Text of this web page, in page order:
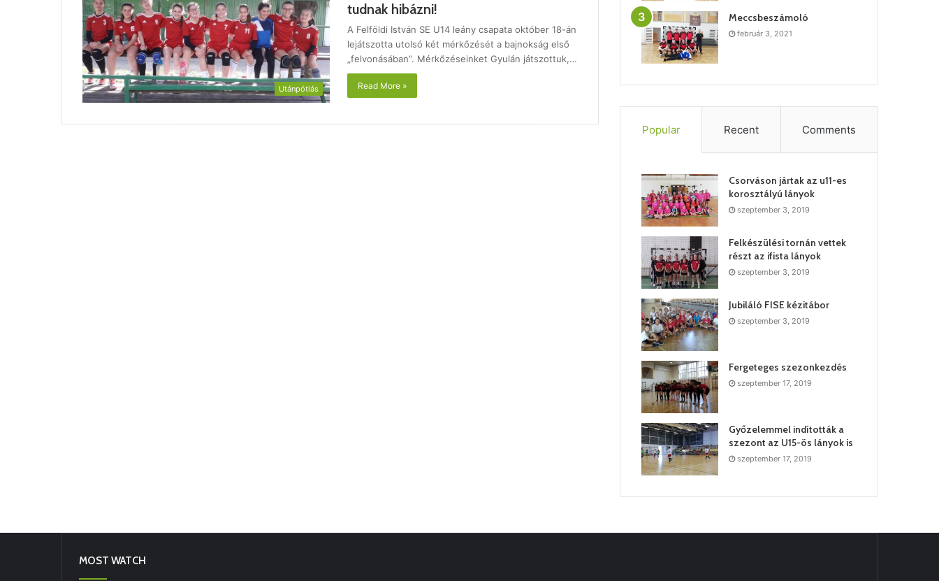
Utánpótlás
tudnak hibázni!
A Felföldi István SE U14 leány csapata október 18-án
lejátszotta utolsó két mérkőzését a bajnokság első
„felvonásában”. Mérkőzéseinket Gyulán játszottuk,…
Read More »
Meccsbeszámoló
február 3, 2021
Popular Recent Comments
Csorváson jártak az u11-es
korosztályú lányok
szeptember 3, 2019
Felkészülési tornán vettek
részt az ifista lányok
szeptember 3, 2019
Jubiláló FISE kézitábor
szeptember 3, 2019
Fergeteges szezonkezdés
szeptember 17, 2019
Győzelemmel indították a
szezont az U15-ös lányok is
szeptember 17, 2019
MOST WATCH